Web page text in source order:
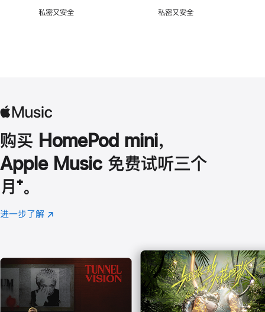
私密又安全 私密又安全
购买 HomePod mini，
Apple Music 免费试听三个
月 脚
注
⁺。
进一步了解 Apple
(在
口
中
打
开)